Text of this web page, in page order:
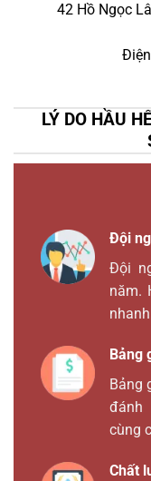
42 Hồ Ngọc
LÝ DO HẦU
Đội
Đội
năm.
Bảng
Bảng
đánh
cùng
Chất